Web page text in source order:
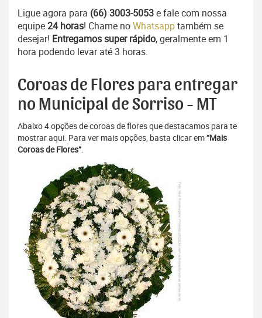
Ligue agora para (66) 3003-5053e fale com nossa
equipe24 horas! Chame noWhatsapptambém se
desejar! Entregamos super rápido, geralmente em 1
hora podendo levar até 3 horas.
Coroas de Flores para entregar
no Municipal de Sorriso - MT
Abaixo 4 opções de coroas de flores que destacamos para te
mostrar aqui. Para ver mais opções, basta clicar em“Mais
Coroas de Flores”.